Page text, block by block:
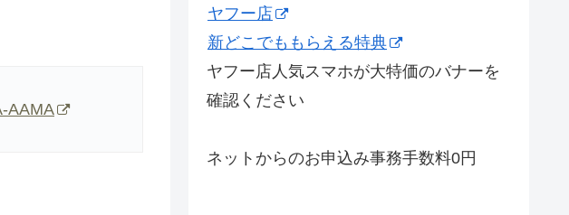
AAMA
ヤフー店
新どこでももらえる特典
ヤフー店人気スマホが大特価のバナーを
確認ください
ネットからのお申込み事務手数料0円